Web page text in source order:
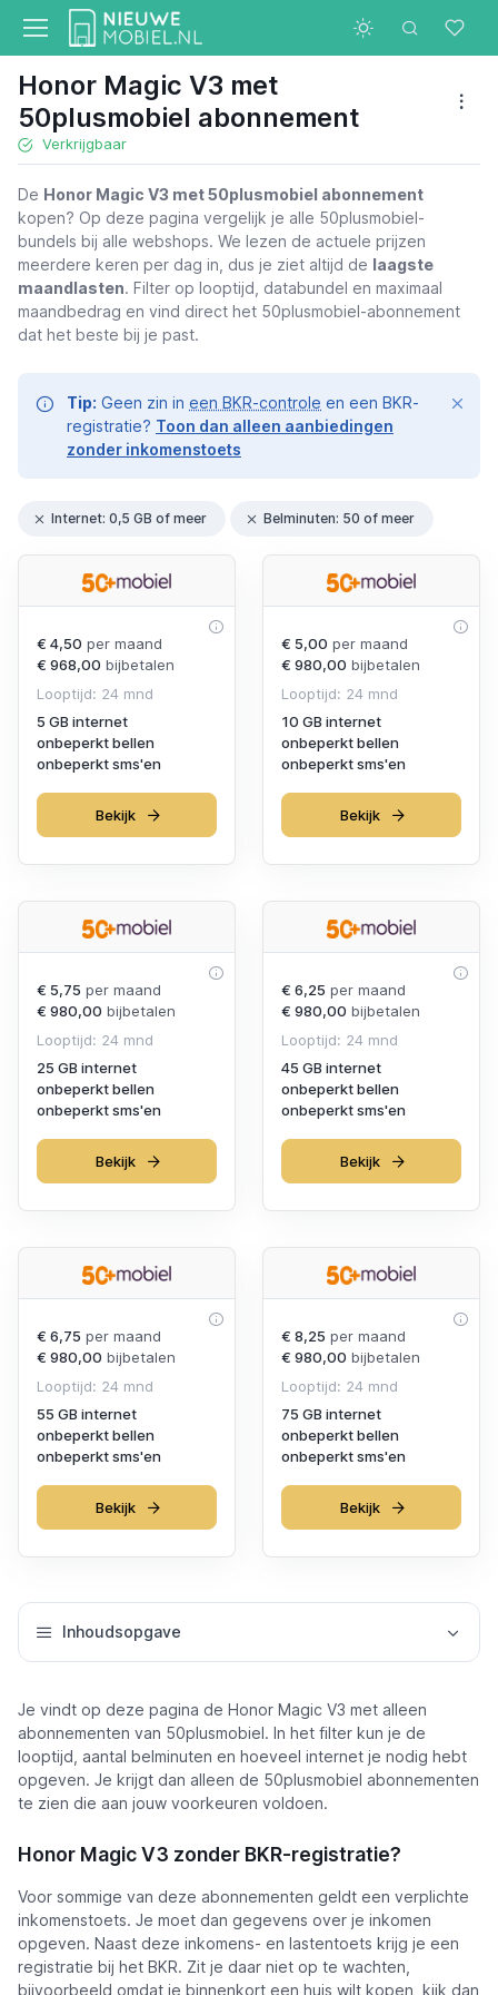
Honor Magic V3 met
50plusmobiel abonnement
Verkrijgbaar
De Honor Magic V3 met 50plusmobiel abonnement
kopen? Op deze pagina vergelijk je alle 50plusmobiel-
bundels bij alle webshops. We lezen de actuele prijzen
meerdere keren per dag in, dus je ziet altijd de laagste
maandlasten. Filter op looptijd, databundel en maximaal
maandbedrag en vind direct het 50plusmobiel-abonnement
dat het beste bij je past.
Tip: Geen zin in een BKR-controle en een BKR-
registratie? Toon dan alleen aanbiedingen
zonder inkomenstoets
Internet: 0,5 GB of meer Belminuten: 50 of meer
€ 4,50 per maand
€ 968,00 bijbetalen
Looptijd: 24 mnd
5 GB internet
onbeperkt bellen
onbeperkt sms'en
Bekijk
€ 5,00 per maand
€ 980,00 bijbetalen
Looptijd: 24 mnd
10 GB internet
onbeperkt bellen
onbeperkt sms'en
Bekijk
€ 5,75 per maand
€ 980,00 bijbetalen
Looptijd: 24 mnd
25 GB internet
onbeperkt bellen
onbeperkt sms'en
Bekijk
€ 6,25 per maand
€ 980,00 bijbetalen
Looptijd: 24 mnd
45 GB internet
onbeperkt bellen
onbeperkt sms'en
Bekijk
€ 6,75 per maand
€ 980,00 bijbetalen
Looptijd: 24 mnd
55 GB internet
onbeperkt bellen
onbeperkt sms'en
Bekijk
€ 8,25 per maand
€ 980,00 bijbetalen
Looptijd: 24 mnd
75 GB internet
onbeperkt bellen
onbeperkt sms'en
Bekijk
Inhoudsopgave
Je vindt op deze pagina de Honor Magic V3 met alleen
abonnementen van 50plusmobiel. In het filter kun je de
looptijd, aantal belminuten en hoeveel internet je nodig hebt
opgeven. Je krijgt dan alleen de 50plusmobiel abonnementen
te zien die aan jouw voorkeuren voldoen.
Honor Magic V3 zonder BKR-registratie?
Voor sommige van deze abonnementen geldt een verplichte
inkomenstoets. Je moet dan gegevens over je inkomen
opgeven. Naast deze inkomens- en lastentoets krijg je een
registratie bij het BKR. Zit je daar niet op te wachten,
bijvoorbeeld omdat je binnenkort een huis wilt kopen, kijk dan